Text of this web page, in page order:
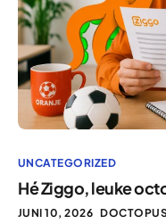
UNCATEGORIZED
Hé Ziggo, leuke
JUNI 10, 2026